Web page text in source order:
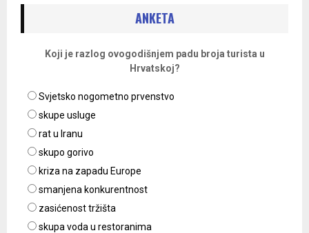
ANKETA
Koji je razlog ovogodišnjem padu broja turista u
Hrvatskoj?
Svjetsko nogometno prvenstvo
skupe usluge
rat u Iranu
skupo gorivo
kriza na zapadu Europe
smanjena konkurentnost
zasićenost tržišta
skupa voda u restoranima